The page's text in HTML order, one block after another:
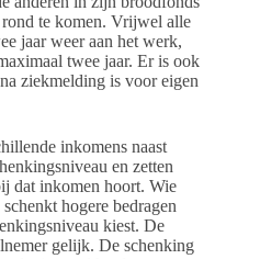
te komen. Vrijwel alle
jaar weer aan het werk,
twee jaar. Er is ook
ziekmelding is voor eigen
inkomens naast
en zetten
dat inkomen hoort. Wie
hogere bedragen
kiest. De
gelijk. De schenking